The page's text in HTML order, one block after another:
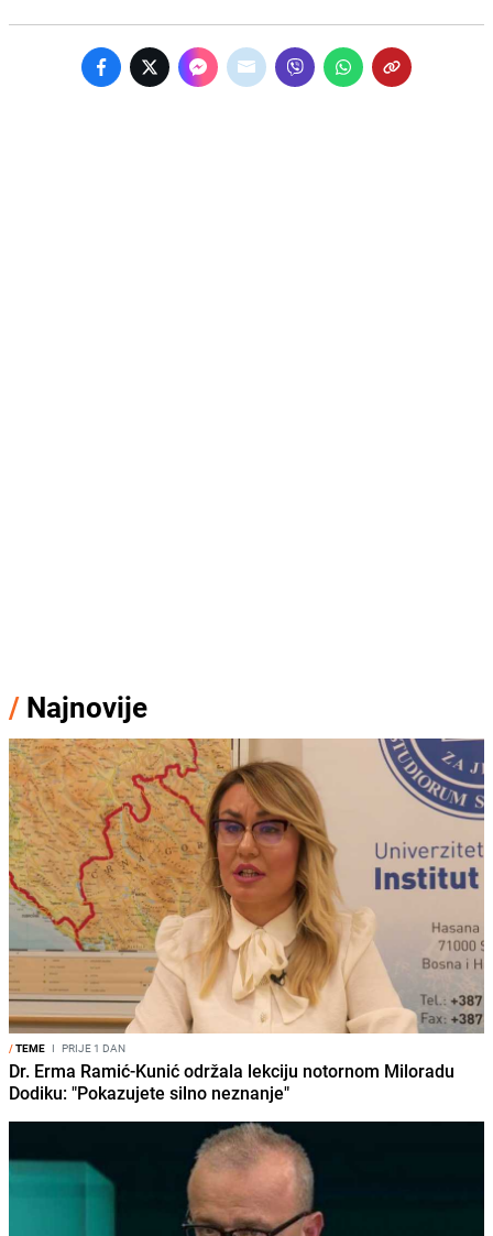
/ Najnovije
/TEME I PRIJE 1 DAN
Dr. Erma Ramić-Kunić održala lekciju notornom Miloradu
Dodiku: "Pokazujete silno neznanje"